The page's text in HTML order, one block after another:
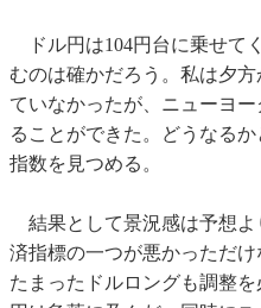
ドル円は104円台に乗せて
むのは確かだろう。私は夕
ていなかったが、ニューヨ
ることができた。どうなる
指数を見つめる。
結果として景況感は予想よ
済指標の一つが悪かっただ
たまったドルロングも調整